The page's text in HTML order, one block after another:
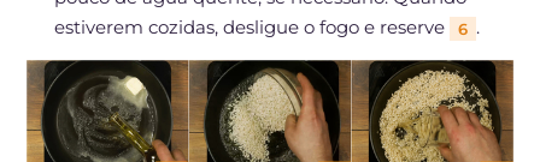
estiverem cozidas, desligue o fogo e reserve
6 .